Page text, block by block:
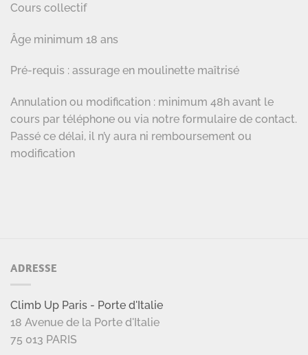
Cours collectif
Âge minimum 18 ans
Pré-requis : assurage en moulinette maîtrisé
Annulation ou modification : minimum 48h avant le
cours par téléphone ou via notre formulaire de contact.
Passé ce délai, il n’y aura ni remboursement ou
modification
ADRESSE
Climb Up Paris - Porte d'Italie
18 Avenue de la Porte d'Italie
75 013 PARIS